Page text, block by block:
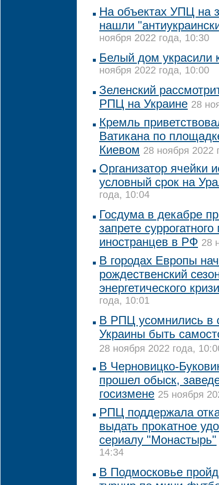
На объектах УПЦ на
нашли
ноября 2022 года, 10:30
Белый дом украсили
ноября 2022 года, 10:00
Зеленский
РПЦ на Украине 28
Кремль
Ватикана по
Киевом 28 ноября 2022
Организатор ячейки
условный срок на
года, 10:04
Госдума в декабре
запрете
иностранцев в РФ 28
В городах Европы
рождественский
энергетического
года, 10:01
В РПЦ усомнились в
Украины быть
28 ноября 2022 года,
В Черновицко-
прошел обыск,
госизмене 25 ноября
РПЦ поддержала
выдать прокатное
сериалу "Монастырь"
14:34
В Подмосковье